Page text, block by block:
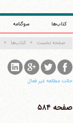
کتاب‌ها سوگنامه
صفحه نخست کتاب‌ها
حالت مطالعه غیر فعال
صفحه ۵۸۴